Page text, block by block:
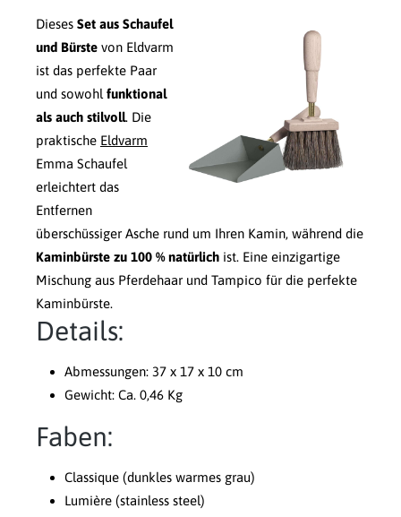
Dieses Set aus Schaufel
und Bürste von Eldvarm
ist das perfekte Paar
und sowohl funktional
als auch stilvoll. Die
praktische Eldvarm
Emma Schaufel
erleichtert das
Entfernen
überschüssiger Asche rund um Ihren Kamin, während die
Kaminbürste zu 100 % natürlich ist. Eine einzigartige
Mischung aus Pferdehaar und Tampico für die perfekte
Kaminbürste.
Details:
Abmessungen: 37 x 17 x 10 cm
Gewicht: Ca. 0,46 Kg
Faben:
Classique (dunkles warmes grau)
Lumière (stainless steel)